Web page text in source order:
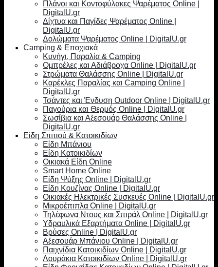
Πλάνοι και Κοντοφύλακες Ψαρέματος Online |
DigitalU.gr
Δίχτυα και Παγίδες Ψαρέματος Online |
DigitalU.gr
Δολώματα Ψαρέματος Online | DigitalU.gr
Camping & Εποχιακά
Κυνήγι, Παραλία & Camping
Ομπρέλες και Αδιάβροχα Online | DigitalU.gr
Στρώματα Θαλάσσης Online | DigitalU.gr
Καρέκλες Παραλίας και Camping Online |
DigitalU.gr
Τσάντες και Ένδυση Outdoor Online | DigitalU.gr
Παγούρια και Θερμός Online | DigitalU.gr
Σωσίβια και Αξεσουάρ Θαλάσσης Online |
DigitalU.gr
Είδη Σπιτιού & Κατοικιδίων
Είδη Μπάνιου
Είδη Κατοικιδίων
Οικιακά Είδη Online
Smart Home Online
Είδη Ψύξης Online | DigitalU.gr
Είδη Κουζίνας Online | DigitalU.gr
Οικιακές Ηλεκτρικές Συσκευές Online | DigitalU.gr
Μικροέπιπλα Online | DigitalU.gr
Τηλέφωνα Ντους και Σπιράλ Online | DigitalU.gr
Υδραυλικά Εξαρτήματα Online | DigitalU.gr
Βρύσες Online | DigitalU.gr
Αξεσουάρ Μπάνιου Online | DigitalU.gr
Παιχνίδια Κατοικιδίων Online | DigitalU.gr
Λουράκια Κατοικιδίων Online | DigitalU.gr